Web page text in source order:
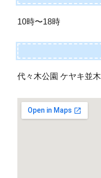
10時〜18時
代々木公園 ケヤキ並木